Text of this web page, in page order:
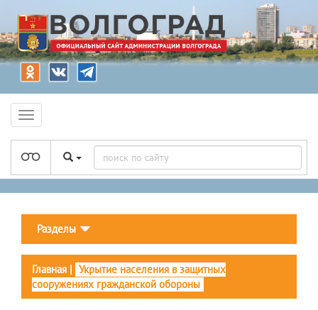
Разделы
Главная | Укрытие населения в защитных
сооружениях гражданской обороны